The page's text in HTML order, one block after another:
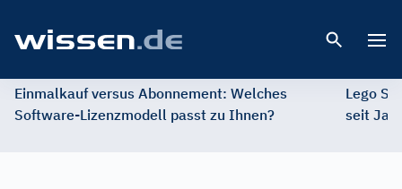
Einmalkauf versus Abonnement: Welches
Software-Lizenzmodell passt zu Ihnen?
Lego
seit